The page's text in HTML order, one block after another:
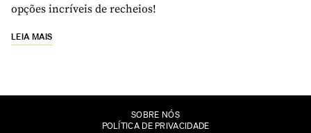
opções incríveis de recheios!
LEIA MAIS
SOBRE NÓS
POLÍTICA DE PRIVACIDADE